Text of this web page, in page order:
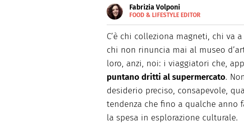
Fabrizia Volponi
FOOD & LIFESTYLE EDITOR
Nata nella città delle 100 torri, è
schietta, scrive di lifestyle, food e
C’è chi colleziona magneti, chi va
chi non rinuncia mai al museo
loro, anzi, noi: i viaggiatori che,
puntano dritti al supermercato.
desiderio preciso, consapevole,
tendenza che fino a qualche anno
la spesa in esplorazione culturale.